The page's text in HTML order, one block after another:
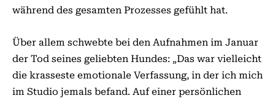
während des gesamten Prozesses gefühlt hat.
Über allem schwebte bei den Aufnahmen im Januar
der Tod seines geliebten Hundes: „Das war vielleicht
die krasseste emotionale Verfassung, in der ich mich
im Studio jemals befand. Auf einer persönlichen